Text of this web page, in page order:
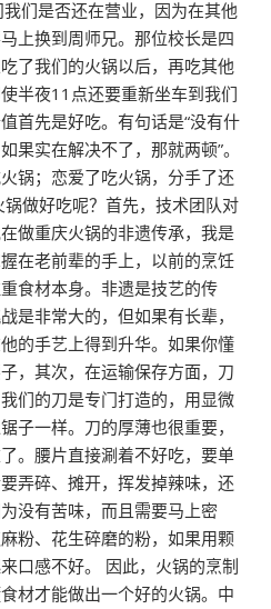
们是否还在营业，因为在其他
上换到周师兄。那位校长是四
了我们的火锅以后，再吃其他
半夜11点还要重新坐车到我们
首先是好吃。有句话是“没有什
果实在解决不了，那就两顿”。
锅；恋爱了吃火锅，分手了还
做好吃呢？首先，技术团队对
做重庆火锅的非遗传承，我是
在老前辈的手上，以前的烹饪
食材本身。非遗是技艺的传
是非常大的，但如果有长辈，
的手艺上得到升华。如果你懂
，其次，在运输保存方面，刀
们的刀是专门打造的，用显微
子一样。刀的厚薄也很重要，
。腰片直接涮着不好吃，要单
弄碎、摊开，挥发掉辣味，还
没有苦味，而且需要马上密
粉、花生碎磨的粉，如果用颗
口感不好。 因此，火锅的烹制
材才能做出一个好的火锅。中